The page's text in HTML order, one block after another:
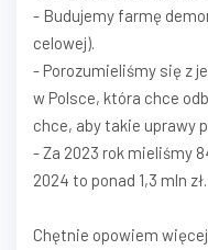
- Budujemy farmę
celowej).
- Porozumieliśmy się z
w Polsce, która chce
chce, aby takie uprawy
- Za 2023 rok mieliśmy
2024 to ponad 1,3 mln zł.
Chętnie opowiem